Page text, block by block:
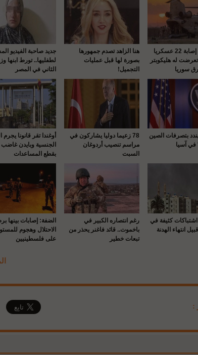
واشنطن : إصابة 22 عسكريا
له هليكوبتر
سوريا
هنا الزاهد تصدم جمهورها
بصورة لها قبل عمليات
التجميل!
جديد صاحبة الفيديو
لطفليها.. تورط ابنها
الثاني في المصر
يندد بتصرفات الصين
آسيا
78 زعيما دوليا يشاركون في
مراسم تنصيب أردوغان
السبت
أوغندا تقر قانونا يجرم
الجنسية وبايدن غاضب
بقطع المساعدات
كثيفة في
انتهاء الهدنة
رغم انتصاره الكبير في
باخموت.. قائد فاغنر يحذر من
تبعات خطير
الضفة: إصابات بينها
الاحتلال وهجوم
على فلسطينيين
: